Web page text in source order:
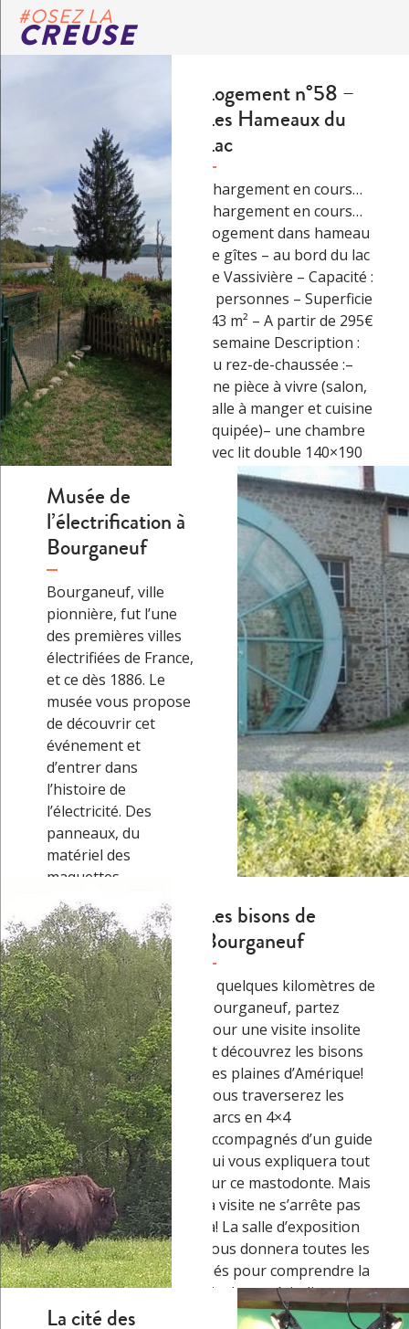
#OSEZ LA
CREUSE
Logement n°58 –
Les Hameaux du
Lac
Chargement en cours…
Chargement en cours…
Logement dans hameau
de gîtes – au bord du lac
de Vassivière – Capacité :
6 personnes – Superficie
: 43 m² – A partir de 295€
/ semaine Description :
Au rez-de-chaussée :–
une pièce à vivre (salon,
salle à manger et cuisine
équipée)– une chambre
avec lit double 140×190
(prévoir housse de
couette 220×240)– une
salle d’eau avec WC et
lave linge… →
Musée de
l’électrification à
Bourganeuf
Bourganeuf, ville
pionnière, fut l’une
des premières villes
électrifiées de France,
et ce dès 1886. Le
musée vous propose
de découvrir cet
événement et
d’entrer dans
l’histoire de
l’électricité. Des
panneaux, du
matériel des
maquettes
permettent de
comprendre le
principe de
fabrication de
l’électricité. En
extérieur, une
installation hydro-
électrique complète
(remise en état de
fonctionnement) crée
une visite tout public.
Contact : Musée de
l’électrification – 19,
route de la…→
Les bisons de
Bourganeuf
A quelques kilomètres de
Bourganeuf, partez
pour une visite insolite
et découvrez les bisons
des plaines d’Amérique!
Vous traverserez les
parcs en 4×4
accompagnés d’un guide
qui vous expliquera tout
sur ce mastodonte. Mais
la visite ne s’arrête pas
là! La salle d’exposition
vous donnera toutes les
clés pour comprendre la
vie des amérindiens et
l’importance du bison.
La cité des